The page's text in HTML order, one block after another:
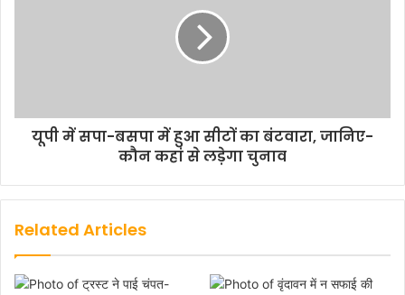
यूपी में सपा-बसपा में हुआ सीटों का बंटवारा, जानिए-
कौन कहां से लड़ेगा चुनाव
Related Articles